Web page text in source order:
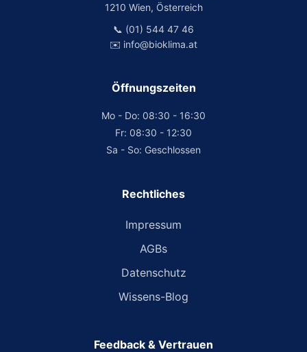
1210 Wien, Österreich
📞 (01) 544 47 46
✉️ info@bioklima.at
Öffnungszeiten
Mo - Do: 08:30 - 16:30
Fr: 08:30 - 12:30
Sa - So: Geschlossen
Rechtliches
Impressum
AGBs
Datenschutz
Wissens-Blog
Feedback & Vertrauen